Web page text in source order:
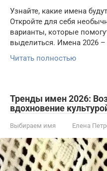
Узнайте, какие имена
Откройте для себя
варианты, которые
выделиться. Имена 2026 –
Читать полностью
Тренды имен 2026:
вдохновение
Выбираем имя Елена